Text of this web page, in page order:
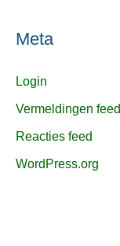
Meta
Login
Vermeldingen feed
Reacties feed
WordPress.org